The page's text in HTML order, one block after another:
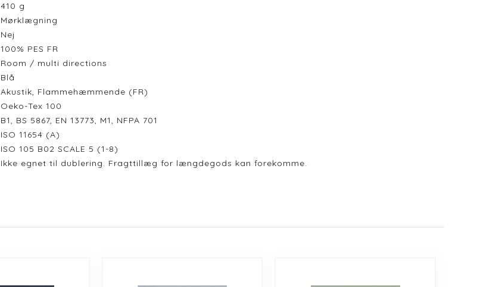
410 g
Mørklægning
Nej
100% PES FR
Room / multi directions
Blå
Akustik, Flammehæmmende (FR)
Oeko-Tex 100
B1, BS 5867, EN 13773, M1, NFPA 701
ISO 11654 (A)
ISO 105 B02 SCALE 5 (1-8)
Ikke egnet til dublering. Fragttillæg for længdegods kan forekomme.